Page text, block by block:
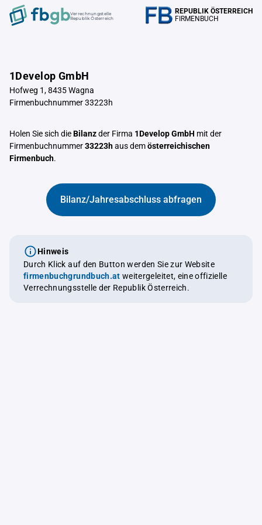
Verrechnungstelle
Republik Österreich
REPUBLIK ÖSTERREICH
FIRMENBUCH
1Develop GmbH
Hofweg 1, 8435 Wagna
Firmenbuchnummer 33223h
Holen Sie sich dieBilanzder Firma 1Develop GmbH mit der
Firmenbuchnummer33223haus demösterreichischen
Firmenbuch.
Bilanz/Jahresabschluss abfragen
Hinweis
Durch Klick auf den Button werden Sie zur Website
firmenbuchgrundbuch.at weitergeleitet, eine offizielle
Verrechnungsstelle der Republik Österreich.